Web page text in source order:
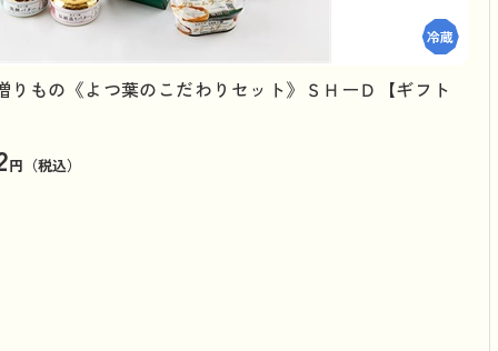
りもの《よつ葉のこだわりセット》ＳＨーＤ【ギフト
円（税込）